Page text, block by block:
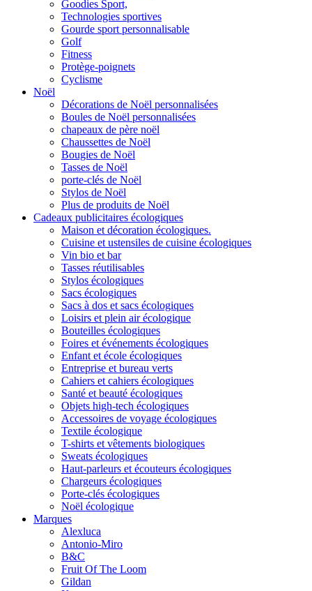
Goodies Sport,
Technologies sportives
Gourde sport personnalisable
Golf
Fitness
Protège-poignets
Cyclisme
Noël
Décorations de Noël personnalisées
Boules de Noël personnalisées
chapeaux de père noël
Chaussettes de Noël
Bougies de Noël
Tasses de Noël
porte-clés de Noël
Stylos de Noël
Plus de produits de Noël
Cadeaux publicitaires écologiques
Maison et décoration écologiques.
Cuisine et ustensiles de cuisine écologiques
Vin bio et bar
Tasses réutilisables
Stylos écologiques
Sacs écologiques
Sacs à dos et sacs écologiques
Loisirs et plein air écologique
Bouteilles écologiques
Foires et événements écologiques
Enfant et école écologiques
Entreprise et bureau verts
Cahiers et cahiers écologiques
Santé et beauté écologiques
Objets high-tech écologiques
Accessoires de voyage écologiques
Textile écologique
T-shirts et vêtements biologiques
Sweats écologiques
Haut-parleurs et écouteurs écologiques
Chargeurs écologiques
Porte-clés écologiques
Noël écologique
Marques
Alexluca
Antonio-Miro
B&C
Fruit Of The Loom
Gildan